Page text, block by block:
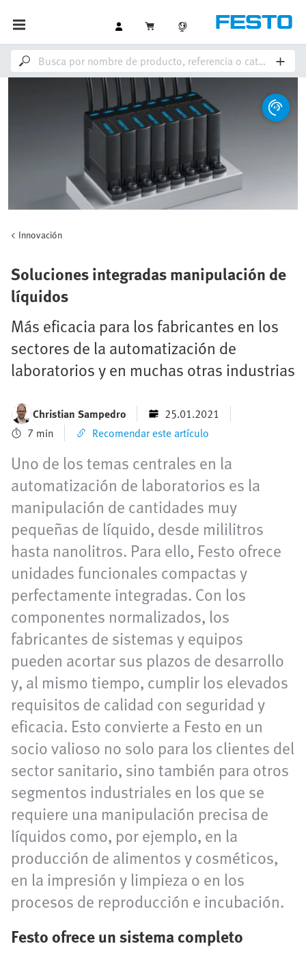
Innovación
Soluciones integradas manipulación de
líquidos
Más eficacia para los fabricantes en los
sectores de la automatización de
laboratorios y en muchas otras industrias
Christian Sampedro
25.01.2021
7 min
Recomendar este artículo
Uno de los temas centrales en la
automatización de laboratorios es la
manipulación de cantidades muy
pequeñas de líquido, desde mililitros
hasta nanolitros. Para ello, Festo ofrece
unidades funcionales compactas y
perfectamente integradas. Con los
componentes normalizados, los
fabricantes de sistemas y equipos
pueden acortar sus plazos de desarrollo
y, al mismo tiempo, cumplir los elevados
requisitos de calidad con seguridad y
eficacia. Esto convierte a Festo en un
socio valioso no solo para los clientes del
sector sanitario, sino también para otros
segmentos industriales en los que se
requiere una manipulación precisa de
líquidos como, por ejemplo, en la
producción de alimentos y cosméticos,
en la impresión y limpieza o en los
procesos de reproducción e incubación.
Festo ofrece un sistema completo